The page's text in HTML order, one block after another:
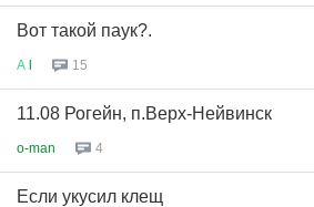
Вот такой паук?.
А l 15
11.08 Рогейн, п.Верх-Нейвинск
o-man 4
Если укусил клещ